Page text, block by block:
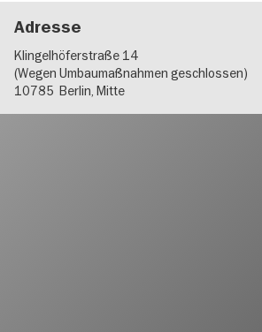
Adresse
Klingelhöferstraße 14
(Wegen Umbaumaßnahmen geschlossen)
10785 Berlin, Mitte